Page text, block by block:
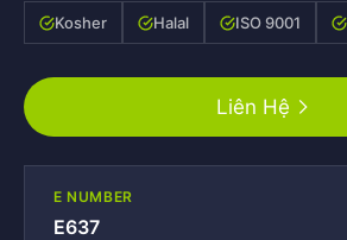
Kosher Halal ISO 9001
Liên Hệ
E NUMBER
E637